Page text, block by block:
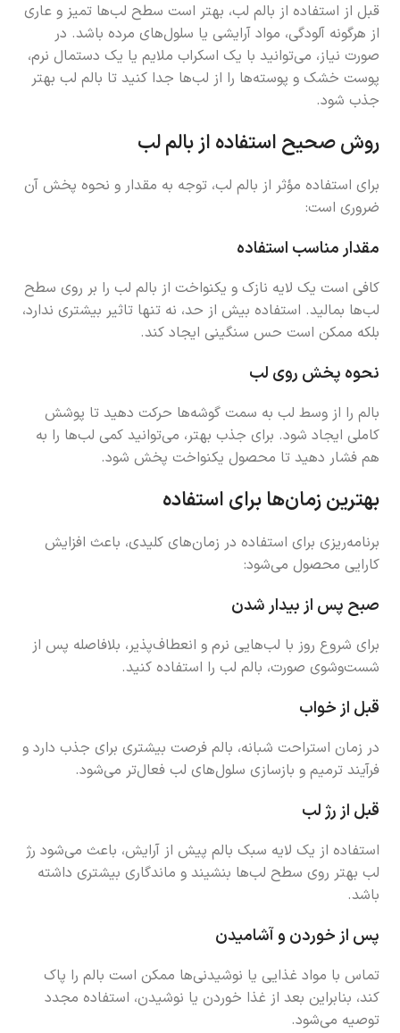
قبل از استفاده از بالم لب، بهتر است سطح لب‌ها تمیز و عاری
از هرگونه آلودگی، مواد آرایشی یا سلول‌های مرده باشد. در
صورت نیاز، می‌توانید با یک اسکراب ملایم یا یک دستمال نرم،
پوست خشک و پوسته‌ها را از لب‌ها جدا کنید تا بالم لب بهتر
جذب شود.
روش صحیح استفاده از بالم لب
برای استفاده مؤثر از بالم لب، توجه به مقدار و نحوه پخش آن
ضروری است:
مقدار مناسب استفاده
کافی است یک لایه نازک و یکنواخت از بالم لب را بر روی سطح
لب‌ها بمالید. استفاده بیش از حد، نه تنها تاثیر بیشتری ندارد،
بلکه ممکن است حس سنگینی ایجاد کند.
نحوه پخش روی لب
بالم را از وسط لب به سمت گوشه‌ها حرکت دهید تا پوشش
کاملی ایجاد شود. برای جذب بهتر، می‌توانید کمی لب‌ها را به
هم فشار دهید تا محصول یکنواخت پخش شود.
بهترین زمان‌ها برای استفاده
برنامه‌ریزی برای استفاده در زمان‌های کلیدی، باعث افزایش
کارایی محصول می‌شود:
صبح پس از بیدار شدن
برای شروع روز با لب‌هایی نرم و انعطاف‌پذیر، بلافاصله پس از
شست‌وشوی صورت، بالم لب را استفاده کنید.
قبل از خواب
در زمان استراحت شبانه، بالم فرصت بیشتری برای جذب دارد و
فرآیند ترمیم و بازسازی سلول‌های لب فعال‌تر می‌شود.
قبل از رژ لب
استفاده از یک لایه سبک بالم پیش از آرایش، باعث می‌شود رژ
لب بهتر روی سطح لب‌ها بنشیند و ماندگاری بیشتری داشته
باشد.
پس از خوردن و آشامیدن
تماس با مواد غذایی یا نوشیدنی‌ها ممکن است بالم را پاک
کند، بنابراین بعد از غذا خوردن یا نوشیدن، استفاده مجدد
توصیه می‌شود.